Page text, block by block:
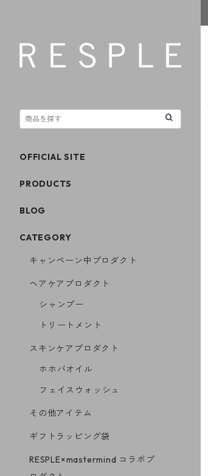
OFFICIAL SITE
PRODUCTS
BLOG
CATEGORY
キャンペーン中プロダクト
ヘアケアプロダクト
シャンプー
トリートメント
スキンケアプロダクト
ホホバオイル
フェイスウォッシュ
その他アイテム
ギフトラッピング袋
RESPLE×mastermind コラボプ